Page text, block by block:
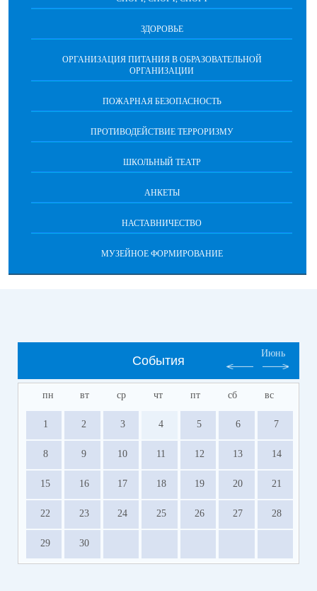
ЗДОРОВЬЕ
ОРГАНИЗАЦИЯ ПИТАНИЯ В ОБРАЗОВАТЕЛЬНОЙ
ОРГАНИЗАЦИИ
ПОЖАРНАЯ БЕЗОПАСНОСТЬ
ПРОТИВОДЕЙСТВИЕ ТЕРРОРИЗМУ
ШКОЛЬНЫЙ ТЕАТР
АНКЕТЫ
НАСТАВНИЧЕСТВО
МУЗЕЙНОЕ ФОРМИРОВАНИЕ
События
Июнь
пн вт ср чт пт сб вс
1 2 3 4 5 6 7
8 9 10 11 12 13 14
15 16 17 18 19 20 21
22 23 24 25 26 27 28
29 30